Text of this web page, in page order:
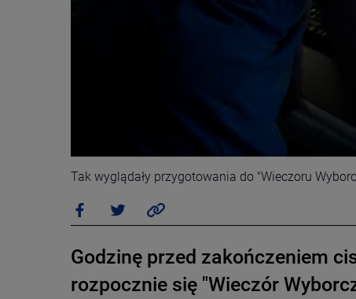
Tak wyglądały przygotowania do "Wieczoru
Godzinę przed zakończeniem
rozpocznie się "Wieczór